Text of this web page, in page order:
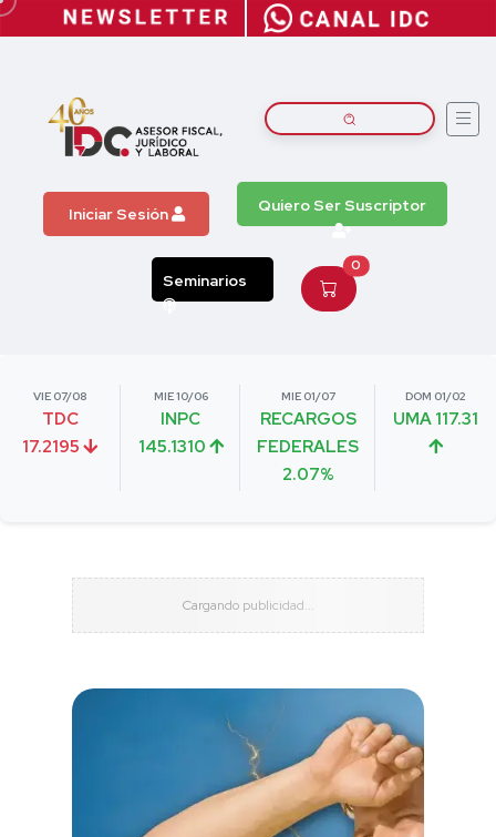
Iniciar Sesión Quiero Ser Suscriptor
Seminarios
0
VIE 07/08
TDC
17.2195
MIE 10/06
INPC
145.1310
MIE 01/07
RECARGOS
FEDERALES
2.07%
DOM 01/02
UMA 117.31